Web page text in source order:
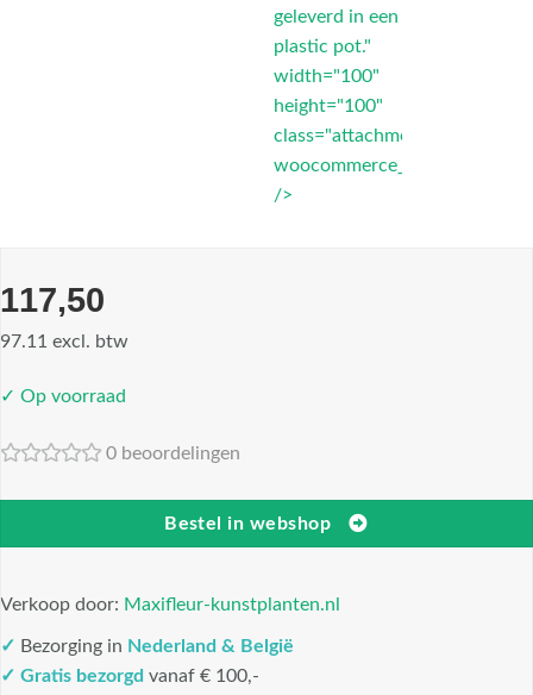
geleverd in een
plastic pot."
width="100"
height="100"
class="attachment-
woocommerce_thumbnail"
/>
117,50
97.11 excl. btw
✓ Op voorraad
0 beoordelingen
Bestel in webshop
Verkoop door: Maxifleur-kunstplanten.nl
✓ Bezorging in Nederland & België
✓ Gratis bezorgd vanaf € 100,-